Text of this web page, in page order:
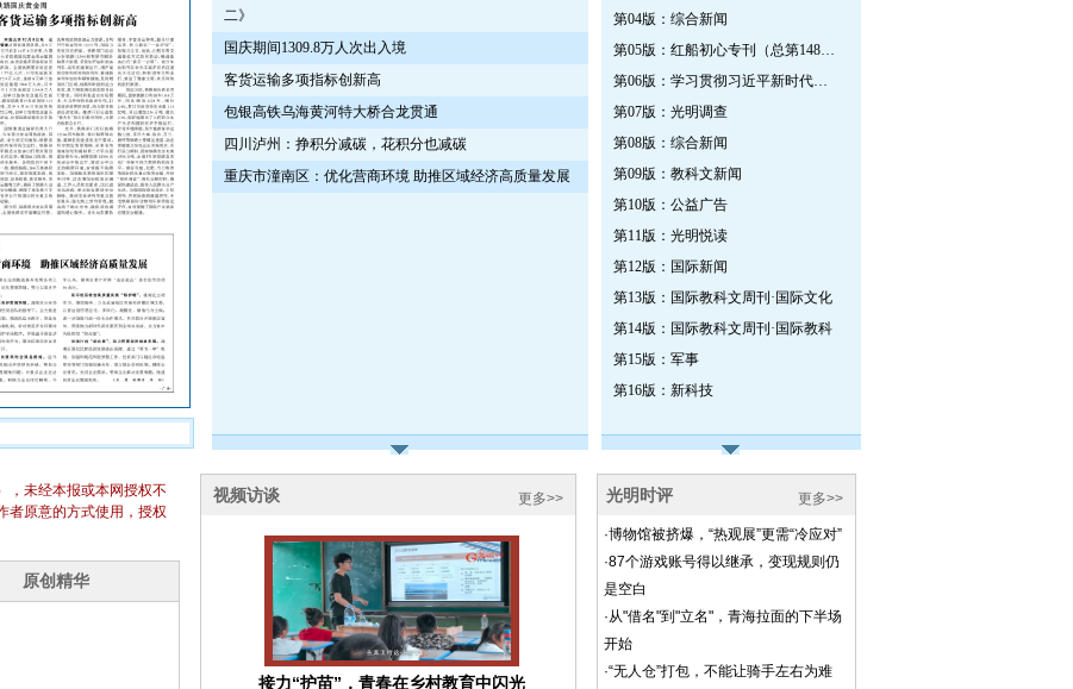
二》
国庆期间1309.8万人次出入境
客货运输多项指标创新高
包银高铁乌海黄河特大桥合龙贯通
四川泸州：挣积分减碳，花积分也减碳
重庆市潼南区：优化营商环境 助推区域经济高质量发展
第04版：综合新闻
第05版：红船初心专刊（总第1487期）
第06版：学习贯彻习近平新时代中国特色社会主义思想专刊
第07版：光明调查
第08版：综合新闻
第09版：教科文新闻
第10版：公益广告
第11版：光明悦读
第12版：国际新闻
第13版：国际教科文周刊·国际文化
第14版：国际教科文周刊·国际教科
第15版：军事
第16版：新科技